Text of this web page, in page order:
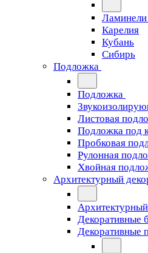
Ламинели
Карелия
Кубань
Сибирь
Подложка
Подложка
Листовая
Подложка под
Пробковая
Рулонная
Хвойная
Архитектурный
Декоративные
Декоративные